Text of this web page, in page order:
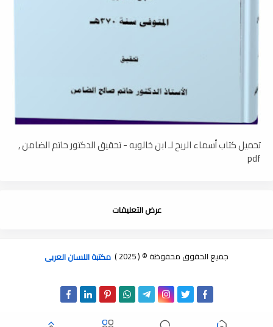
تحميل كتاب أسماء الريح لـ ابن خالويه - تحقيق الدكتور حاتم الضامن ,
pdf
عرض التعليقات
جميع الحقوق محفوظة © ( 2025 ) مكتبة اللسان العربى